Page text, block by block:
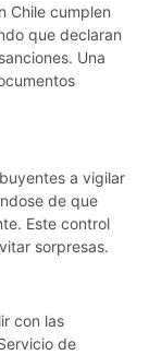
Chile cumplen
que declaran
Una
a vigilar
de que
Este control
sorpresas.
con las
de